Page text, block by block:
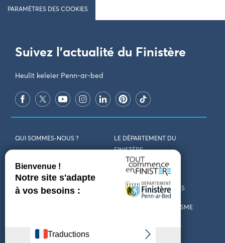
PARAMÈTRES DES COOKIES
Suivez l'actualité du Finistère
Heulit keleier Penn-ar-bed
QUI SOMMES-NOUS ?
LE DÉPARTEMENT DU
FINISTÈRE
REJOIGNEZ-NOUS VENIR EN FINISTÈRE
CONTACT CARTES ET BROCHURES
LES OFFICES DE TOURISME